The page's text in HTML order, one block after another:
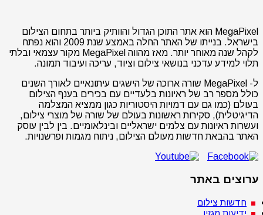
MegaPixel הוא אתר התוכן הגדול והוותיק ביותר בתחום הצילום
בישראל. בנייתו של האתר החלה באמצע שנת 2009 והוא נפתח
לקהל שנה מאוחר יותר. מאז מהווה MegaPixel מקור עצמאי ובלתי
תלוי למידע עדכני בנושאי צילום וציוד, עריכה ועיבוד תמונה.
ל- MegaPixel שורה ארוכה של הישגים עיתונאיים לאורך השנים
כולל מספר רב של ראיונות בלעדיים עם בכירים בענף הצילום
בעולם (כמו גם עם דמויות היסטוריות כגון ממציא המצלמה
הדיגיטלית), סקירות ראשונות בעולם של שורה של מוצרי צילום,
ועשרות ראיונות עם צלמים ישראליים ובינלאומיים. בין לבין עוסק
האתר בהבאת חדשות מעולם הצילום, ניתוח מגמות ופרשנויות.
ערוצים באתר
חדשות צילום
ידיעות מגזין